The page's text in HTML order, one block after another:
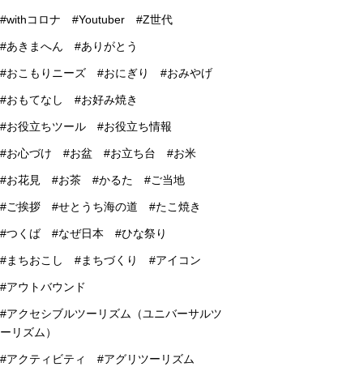
withコロナ Youtuber Z世代
あきまへん ありがとう
おこもりニーズ おにぎり おみやげ
おもてなし お好み焼き
お役立ちツール お役立ち情報
お心づけ お盆 お立ち台 お米
お花見 お茶 かるた ご当地
ご挨拶 せとうち海の道 たこ焼き
つくば なぜ日本 ひな祭り
まちおこし まちづくり アイコン
アウトバウンド
アクセシブルツーリズム（ユニバーサルツ
ーリズム）
アクティビティ アグリツーリズム